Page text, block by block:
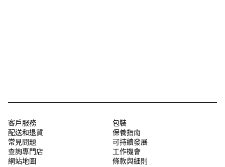
客戶服務
配送和退貨
常見問題
查詢專門店
網站地圖
包裝
保養指南
可持續發展
工作機會
條款與細則